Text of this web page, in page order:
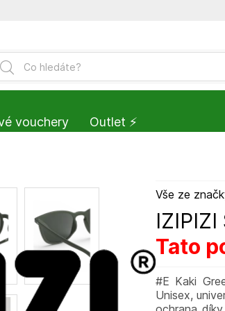
Vše ze
IZIPIZI
Tato
#E Kaki
Unisex,
vouchery Outlet ⚡️